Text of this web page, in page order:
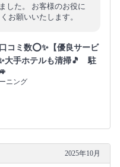
した。 お客様のお役に
お願いいたします。
コミ数⭕✨【優良サービ
大手ホテルも清掃🎵 駐
ニング
2025年10月